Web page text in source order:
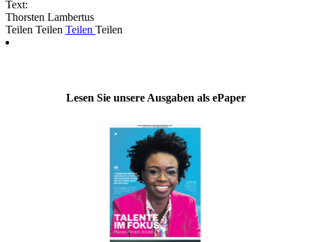
Text:
Thorsten Lambertus
Teilen Teilen Teilen Teilen
Lesen Sie unsere Ausgaben als ePaper